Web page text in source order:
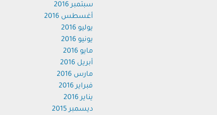
سبتمبر 2016
أغسطس 2016
يوليو 2016
يونيو 2016
مايو 2016
أبريل 2016
مارس 2016
فبراير 2016
يناير 2016
ديسمبر 2015